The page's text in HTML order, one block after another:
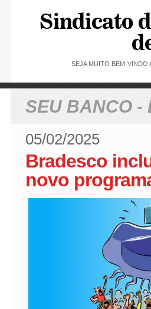
SEJA MUITO BEM-
SEU BANCO -
05/02/2025
Bradesco
novo